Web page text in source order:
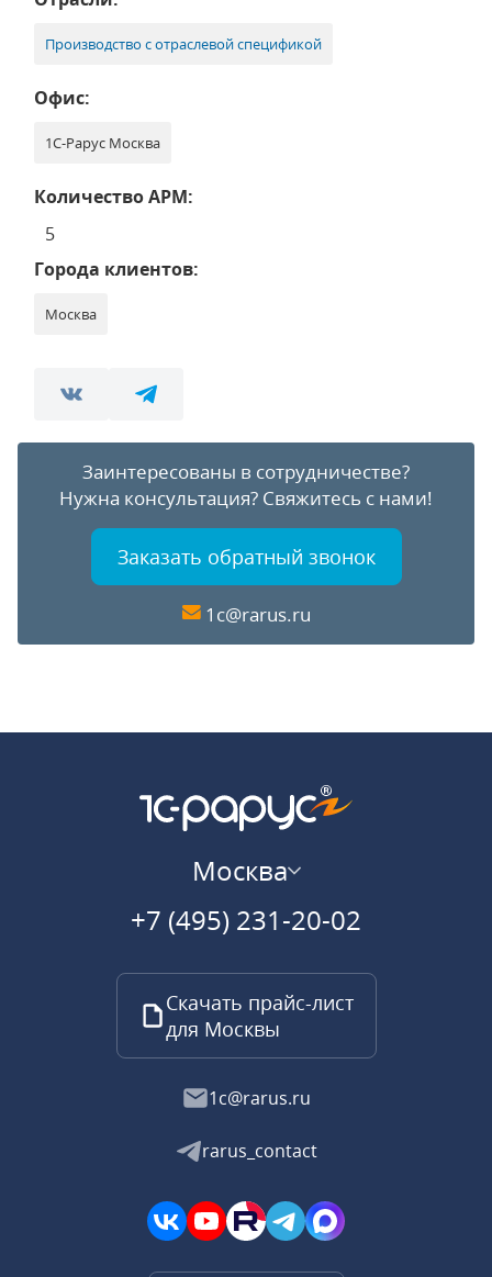
Производство с отраслевой спецификой
Офис:
1С-Рарус Москва
Количество АРМ:
5
Города клиентов:
Москва
Заинтересованы в сотрудничестве?
Нужна консультация? Свяжитесь с нами!
Заказать обратный звонок
1c@rarus.ru
Москва
+7 (495) 231-20-02
Скачать прайс-лист
для Москвы
1c@rarus.ru
rarus_contact